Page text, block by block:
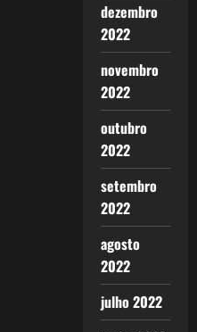
dezembro
2022
novembro
2022
outubro
2022
setembro
2022
agosto
2022
julho 2022